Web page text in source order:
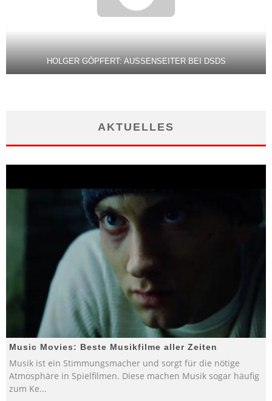
HOLGER GÖPFERT: AUSSENSEITER BEI DSDS
AKTUELLES
Music Movies: Beste Musikfilme aller Zeiten
Musik ist ein Stimmungsmacher und sorgt für die nötige
Atmosphäre in Spielfilmen. Diese machen Musik sogar häufig
zum Ke...